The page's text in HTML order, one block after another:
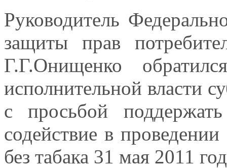
Руководитель
защиты прав
Г.Г.Онищенко
исполнительной власти
с просьбой
содействие в
без табака 31 мая 2011